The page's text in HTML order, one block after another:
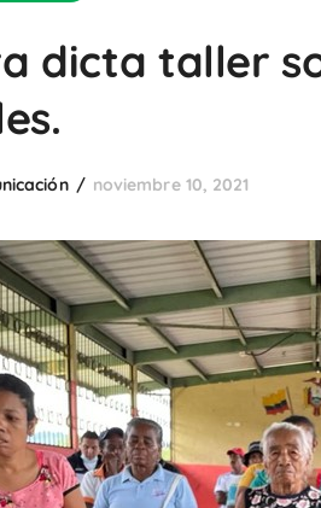
dicta taller
noviembre 10, 2021